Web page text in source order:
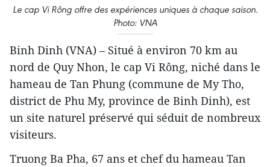
Le cap Vi Rông offre des expériences uniques à chaque saison.
Photo: VNA
Binh Dinh (VNA) – Situé à environ 70 km au
nord de Quy Nhon, le cap Vi Rông, niché dans le
hameau de Tan Phung (commune de My Tho,
district de Phu My, province de Binh Dinh), est
un site naturel préservé qui séduit de nombreux
visiteurs.
Truong Ba Pha, 67 ans et chef du hameau Tan